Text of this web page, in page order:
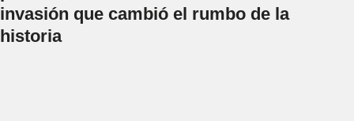
invasión que cambió el rumbo de la
historia